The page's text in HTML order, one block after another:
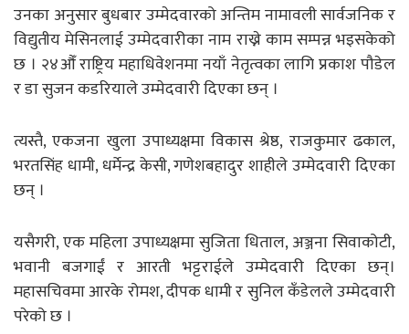
उनका अनुसार बुधबार उम्मेदवारको अन्तिम नामावली सार्वजनिक र
विद्युतीय मेसिनलाई उम्मेदवारीका नाम राख्ने काम सम्पन्न भइसकेको
छ । २४औँ राष्ट्रिय महाधिवेशनमा नयाँ नेतृत्वका लागि प्रकाश पौडेल
र डा सुजन कडरियाले उम्मेदवारी दिएका छन् ।
त्यस्तै, एकजना खुला उपाध्यक्षमा विकास श्रेष्ठ, राजकुमार ढकाल,
भरतसिंह धामी, धर्मेन्द्र केसी, गणेशबहादुर शाहीले उम्मेदवारी दिएका
छन् ।
यसैगरी, एक महिला उपाध्यक्षमा सुजिता धिताल, अञ्जना सिवाकोटी,
भवानी बजगाईं र आरती भट्टराईले उम्मेदवारी दिएका छन्।
महासचिवमा आरके रोमश, दीपक धामी र सुनिल कँडेलले उम्मेदवारी
परेको छ ।